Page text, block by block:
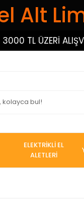
Alt
TL ÜZERİ
ELEKTRİKLİ EL
ALETLERİ